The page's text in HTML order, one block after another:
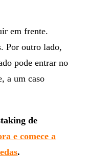
em frente.
Por outro lado,
pode entrar no
a um caso
de
e comece a
.